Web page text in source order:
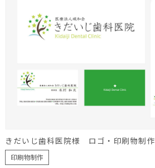
きだいじ歯科医院様 ロゴ・印刷物制作
印刷物制作